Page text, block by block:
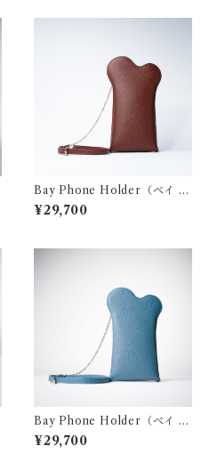
Bay Phone Holder（ベイ フ
¥29,700
Bay Phone Holder（ベイ フ
ォン ホルダー）- blue
¥29,700